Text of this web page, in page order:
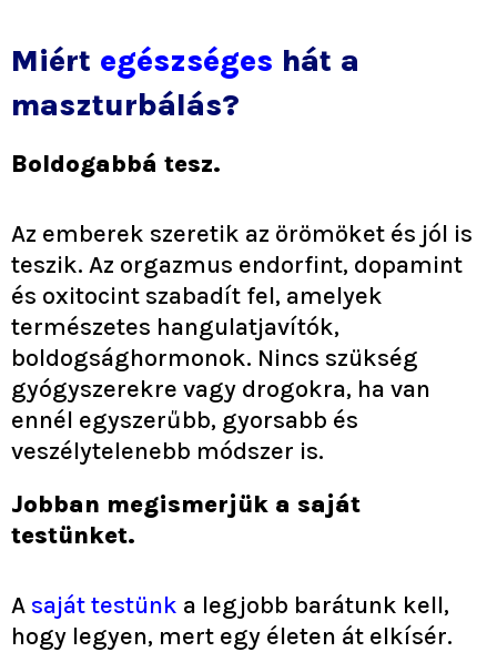
Miért egészséges hát a
maszturbálás?
Boldogabbá tesz.
Az emberek szeretik az örömöket és jól is
teszik. Az orgazmus endorfint, dopamint
és oxitocint szabadít fel, amelyek
természetes hangulatjavítók,
boldogsághormonok. Nincs szükség
gyógyszerekre vagy drogokra, ha van
ennél egyszerűbb, gyorsabb és
veszélytelenebb módszer is.
Jobban megismerjük a saját
testünket.
A saját testünk a legjobb barátunk kell,
hogy legyen, mert egy életen át elkísér.